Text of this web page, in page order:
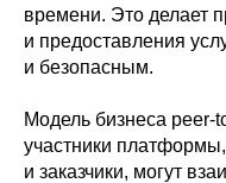
времени. Это делает
и предоставления
и безопасным.
Модель бизнеса peer-
участники платформы,
и заказчики, могут